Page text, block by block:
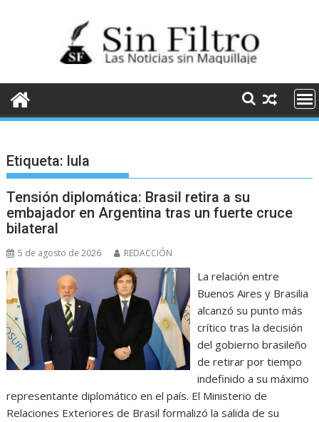
Etiqueta: lula
Tensión diplomática: Brasil retira a su
embajador en Argentina tras un fuerte cruce
bilateral
5 de agosto de 2026 REDACCIÓN
La relación entre
Buenos Aires y Brasilia
alcanzó su punto más
crítico tras la decisión
del gobierno brasileño
de retirar por tiempo
indefinido a su máximo
representante diplomático en el país. El Ministerio de
Relaciones Exteriores de Brasil formalizó la salida de su